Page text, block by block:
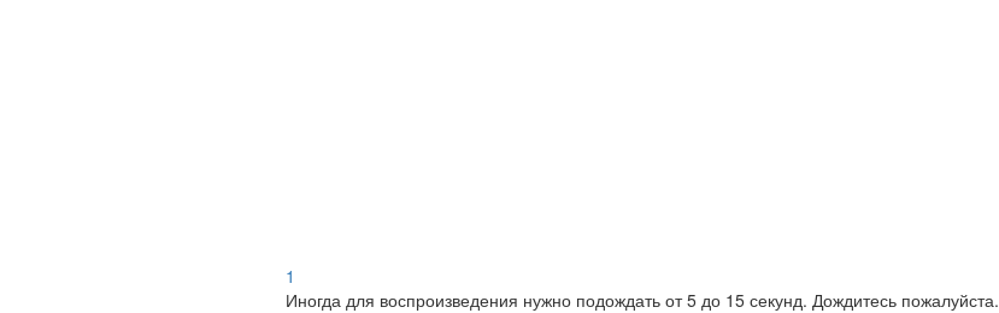
1
Иногда для воспроизведения нужно подождать от 5 до 15 секунд. Дождитесь пожалуйста.